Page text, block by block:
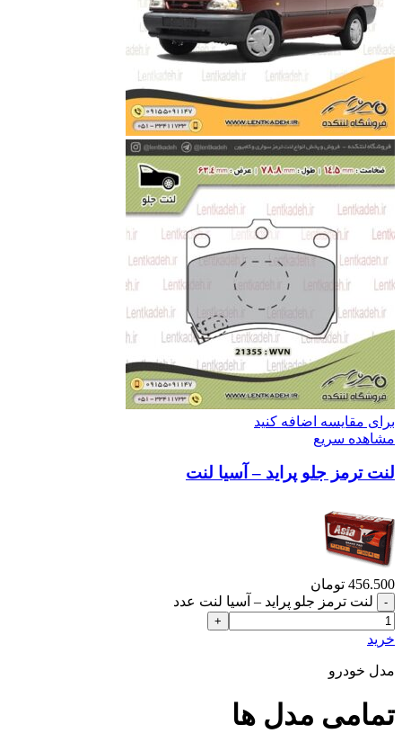
برای مقایسه اضافه کنید
مشاهده سریع
لنت ترمز جلو پراید – آسیا لنت
456.500 تومان
لنت ترمز جلو پراید – آسیا لنت عدد
خرید
مدل خودرو
تمامی مدل ها